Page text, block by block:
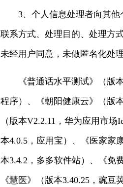
3、个人信息处理者向其
联系方式、处理目的、处理方
未经用户同意，未做匿名化处
《普通话水平测试》（版
程序）、《朝阳健康云》（版
（版本V2.2.11，华为应用市
本4.0.5，应用宝）、《医家家
本3.4.2，多多软件站）、《免
《慧医》（版本3.40.25，豌豆